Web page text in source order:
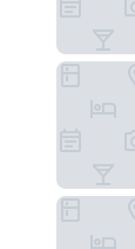
深圳福田香格里拉
深圳福田皇冠假日